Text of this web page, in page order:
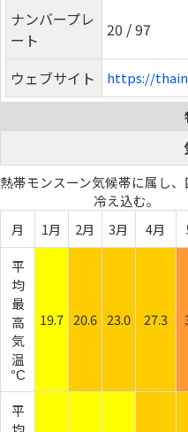
ナンバープレ
ート
20 / 97
ウェブサイト https://
熱帯モンスーン気候帯に属し
冷え
月
1月 2月 3月 4月
平
均
最
高
気
温
°C
19.7 20.6 23.0 27.3
平